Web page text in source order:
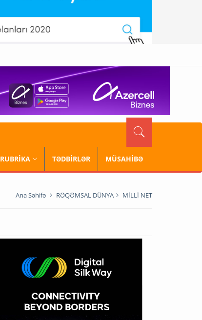
RUBRİKA TƏDBİRLƏR MÜSAHİBƏ
Ana Səhifə RƏQƏMSAL DÜNYA MİLLİ NET